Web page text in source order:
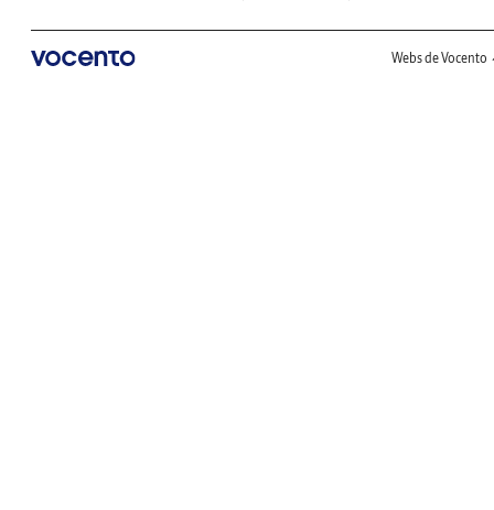
Webs de Vocento